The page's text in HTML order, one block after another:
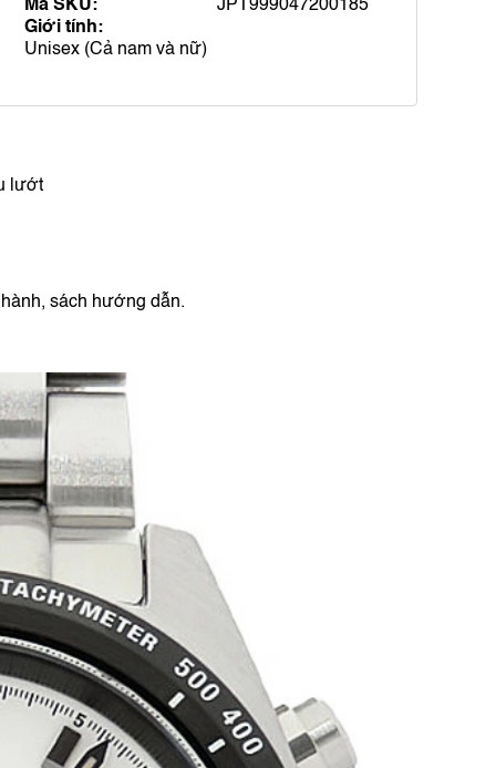
Mã SKU:
JPT999047200185
Giới tính:
Unisex (Cả nam và nữ)
lướt
sách hướng dẫn.